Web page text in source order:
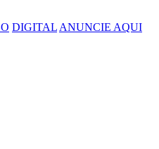
DIGITAL ANUNCIE AQUI